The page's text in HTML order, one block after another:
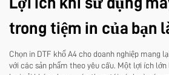
trong tiệm in của bạn
Chọn in DTF khổ A4 cho doanh nghiệp mang
với các sản phẩm theo yêu cầu. Một lợi ích